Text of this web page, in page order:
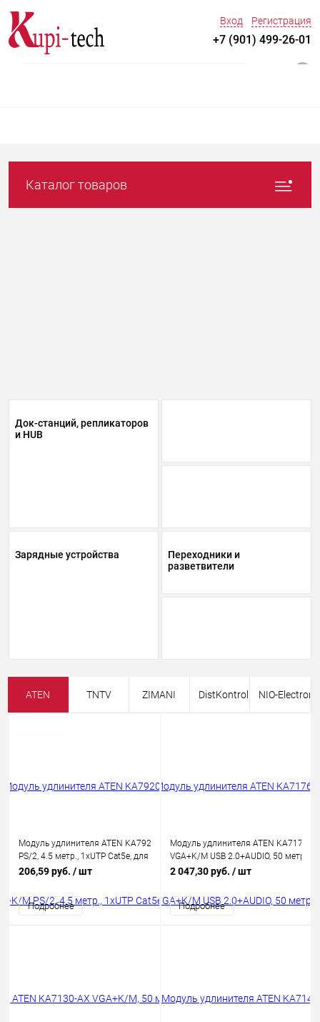
Вход Регистрация
+7 (901) 499-26-01
Каталог товаров
Док-станций, репликаторов
и HUB
Зарядные устройства
Переходники и
разветвители
ATEN TNTV ZIMANI DistKontrol NIO-
Модуль удлинителя ATEN KA7920-AX VGA+K/M
PS/2, 4.5 метр., 1xUTP Cat5e, для подкл. комп. к
перекл.
макс.разреш. 1600х1200, RJ45+HD-
DB15+2х6MINIDIN, Female+3xMale
206,59 руб. / шт
Подробнее
Модуль удлинителя ATEN KA7176-AX
VGA+K/M USB 2.0+AUDIO, 50 метр.,
Cat5e, для подкл. комп. к перекл.
макс.разр.1920х1200, RJ45+HD-
тип+2xMINI JACK,
2 047,30 руб. / шт
Подробнее